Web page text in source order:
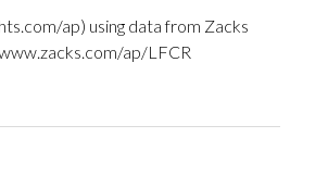
ap) using data from Zacks
ap/LFCR